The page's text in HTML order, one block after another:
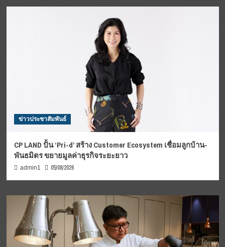
ข่าวประชาสัมพันธ์
CP LAND ปั้น ‘Pri-d’ สร้าง Customer Ecosystem เชื่อมลูกบ้าน-
พันธมิตร ขยายมูลค่าธุรกิจระยะยาว
admin1 05/08/2026